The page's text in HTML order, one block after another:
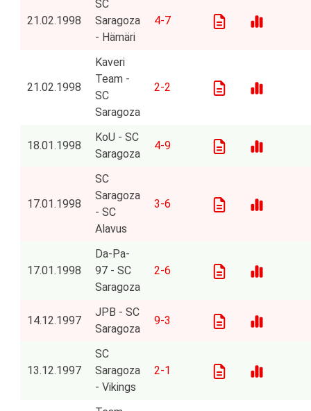
21.02.1998
SC
Saragoza
- Hämäri
4-7
21.02.1998
Kaveri
Team -
SC
Saragoza
2-2
18.01.1998
KoU - SC
Saragoza
4-9
17.01.1998
SC
Saragoza
- SC
Alavus
3-6
17.01.1998
Da-Pa-
97 - SC
Saragoza
2-6
14.12.1997
JPB - SC
Saragoza
9-3
13.12.1997
SC
Saragoza
- Vikings
2-1